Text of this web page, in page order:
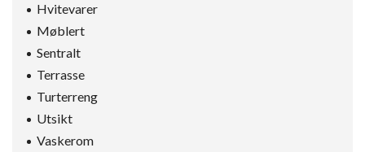
Hvitevarer
Møblert
Sentralt
Terrasse
Turterreng
Utsikt
Vaskerom